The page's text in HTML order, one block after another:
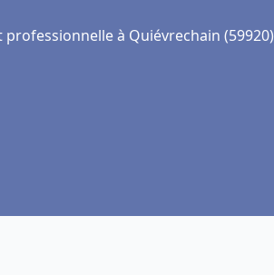
à Quiévrechain (59920)